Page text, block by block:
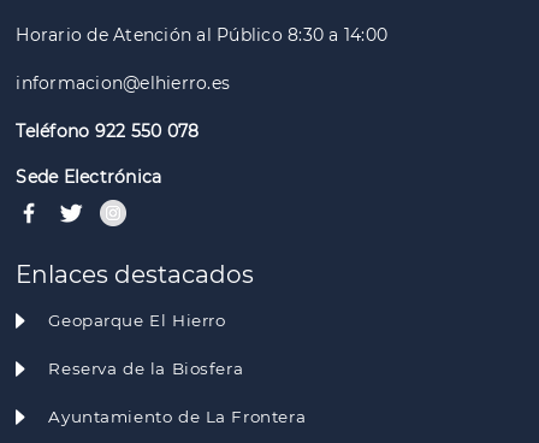
Horario de Atención al Público 8:30 a 14:00
informacion@elhierro.es
Teléfono 922 550 078
Sede Electrónica
Enlaces destacados
Geoparque El Hierro
Reserva de la Biosfera
Ayuntamiento de La Frontera